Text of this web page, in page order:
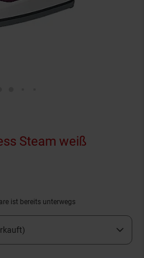
Steam weiß
ist bereits unterwegs